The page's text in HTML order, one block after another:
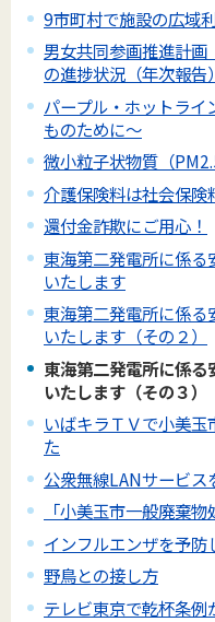
9市町村で施設の広域
男女共同参画推進計画
の進捗状況（年次報告）
パープル・ホットラ
ものために～
微小粒子状物質（
介護保険料は社会保
還付金詐欺にご用心！
東海第二発電所に係
いたします
東海第二発電所に係
いたします（その２）
東海第二発電所に係
いたします（その３）
いばキラＴＶで小美
た
公衆無線LANサービス
「小美玉市一般廃棄
インフルエンザを予防
野鳥との接し方
テレビ東京で乾杯条例